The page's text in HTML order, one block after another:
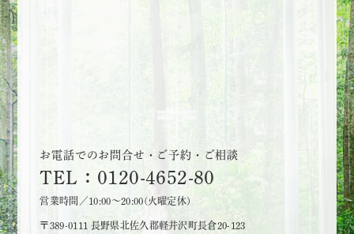
お電話でのお問合せ・ご予約・ご相談
TEL：0120-4652-80
営業時間／10:00～20:00(火曜定休)
〒389-0111 長野県北佐久郡軽井沢町長倉20-123